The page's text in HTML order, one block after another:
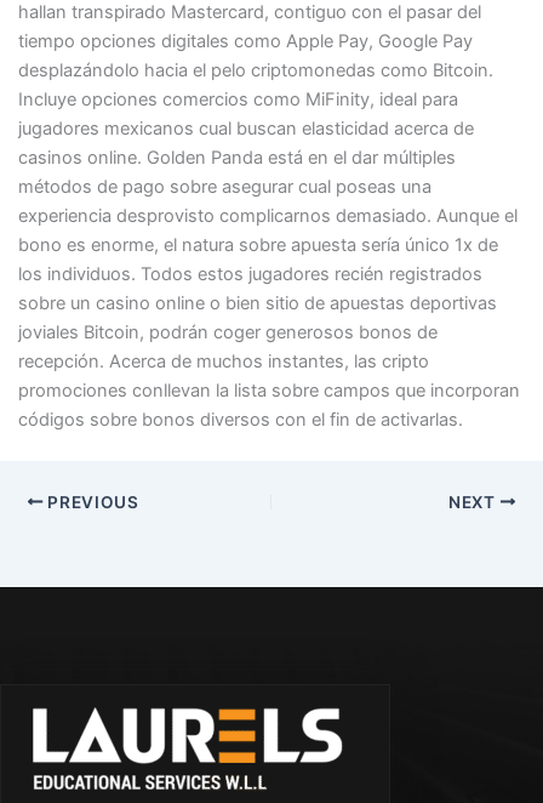
hallan transpirado Mastercard, contiguo con el pasar del
tiempo opciones digitales como Apple Pay, Google Pay
desplazándolo hacia el pelo criptomonedas como Bitcoin.
Incluye opciones comercios como MiFinity, ideal para
jugadores mexicanos cual buscan elasticidad acerca de
casinos online. Golden Panda está en el dar múltiples
métodos de pago sobre asegurar cual poseas una
experiencia desprovisto complicarnos demasiado. Aunque el
bono es enorme, el natura sobre apuesta serí­a único 1x de
los individuos. Todos estos jugadores recién registrados
sobre un casino online o bien sitio de apuestas deportivas
joviales Bitcoin, podrán coger generosos bonos de
recepción. Acerca de muchos instantes, las cripto
promociones conllevan la lista sobre campos que incorporan
códigos sobre bonos diversos con el fin de activarlas.
PREVIOUS NEXT